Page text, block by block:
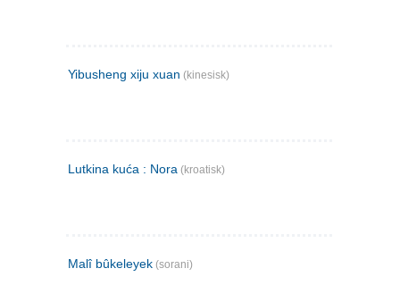
Yibusheng xiju xuan (kinesisk)
Lutkina kuća : Nora (kroatisk)
Malî bûkeleyek (sorani)